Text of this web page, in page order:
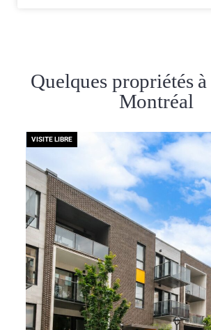
Quelques propriétés
Montréal
VISITE LIBRE